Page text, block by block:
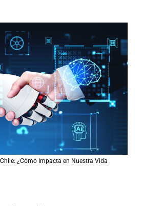
¿Cómo Impacta en Nuestra Vida